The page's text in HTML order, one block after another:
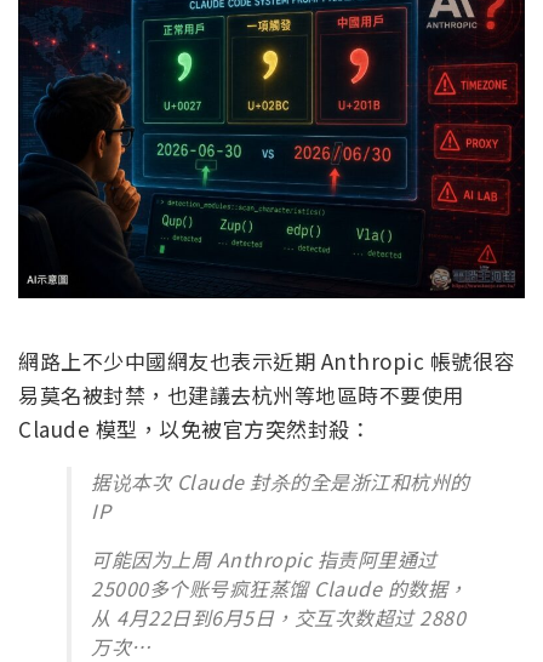
網路上不少中國網友也表示近期 Anthropic 帳號很容
易莫名被封禁，也建議去杭州等地區時不要使用
Claude 模型，以免被官方突然封殺：
据说本次 Claude 封杀的全是浙江和杭州的
IP
可能因为上周 Anthropic 指责阿里通过
25000多个账号疯狂蒸馏 Claude 的数据，
从 4月22日到6月5日，交互次数超过 2880
万次…